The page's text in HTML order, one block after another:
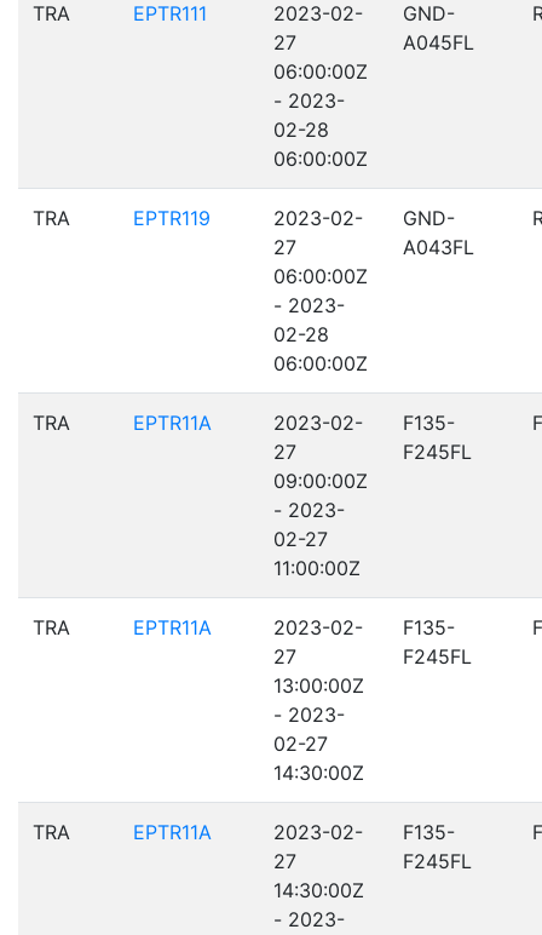
TRA EPTR111
2023-02-
27
06:00:00Z
- 2023-
02-28
06:00:00Z
GND-
A045FL
TRA EPTR119
2023-02-
27
06:00:00Z
- 2023-
02-28
06:00:00Z
GND-
A043FL
TRA EPTR11A
2023-02-
27
09:00:00Z
- 2023-
02-27
11:00:00Z
F135-
F245FL
TRA EPTR11A
2023-02-
27
13:00:00Z
- 2023-
02-27
14:30:00Z
F135-
F245FL
TRA EPTR11A
2023-02-
27
14:30:00Z
- 2023-
F135-
F245FL